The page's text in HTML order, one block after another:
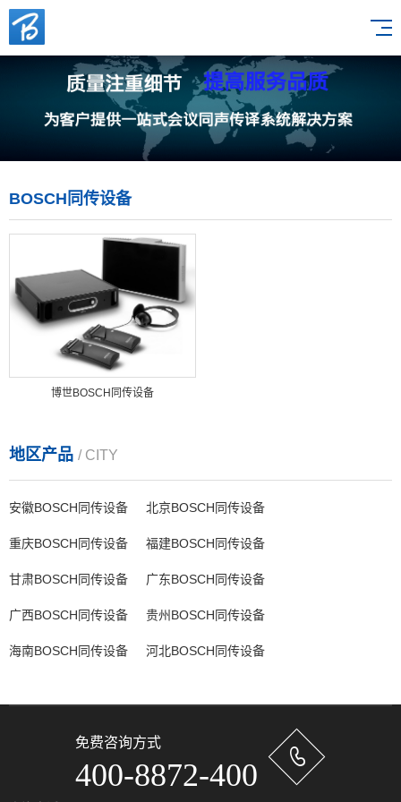
BOSCH同传设备
博世BOSCH同传设备
地区产品 / CITY
安徽BOSCH同传设备 北京BOSCH同传设备
重庆BOSCH同传设备 福建BOSCH同传设备
甘肃BOSCH同传设备 广东BOSCH同传设备
广西BOSCH同传设备 贵州BOSCH同传设备
海南BOSCH同传设备 河北BOSCH同传设备
免费咨询方式
400-8872-400